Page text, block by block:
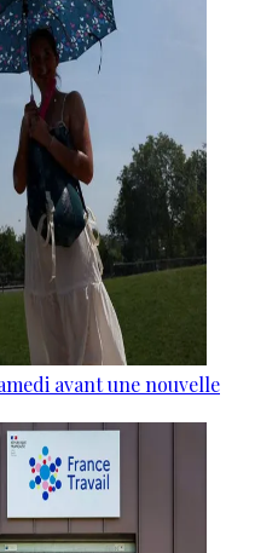
avant une nouvelle